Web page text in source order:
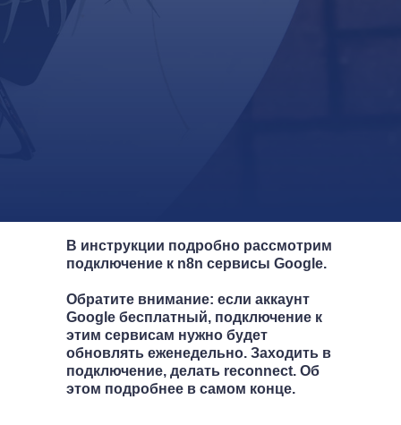
В инструкции подробно рассмотрим
подключение к n8n сервисы Google.
Обратите внимание: если аккаунт
Google бесплатный, подключение к
этим сервисам нужно будет
обновлять еженедельно. Заходить в
подключение, делать reconnect. Об
этом подробнее в самом конце.